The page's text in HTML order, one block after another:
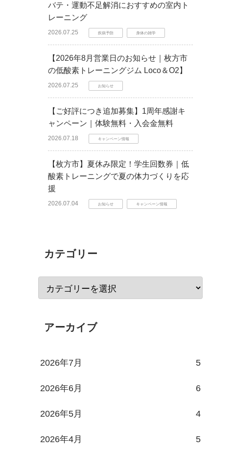
バテ・運動不足解消におすすめの室内ト
レーニング
2026.07.25 疾病予防 身体の雑学
【2026年8月営業日のお知らせ｜枚方市
の低酸素トレーニングジム Loco＆O2】
2026.07.25 お知らせ
【ご好評につき追加募集】1周年感謝キ
ャンペーン｜体験無料・入会金無料
2026.07.18 キャンペーン情報
【枚方市】夏休み限定！学生回数券｜低
酸素トレーニングで夏の体力づくりを応
援
2026.07.04 お知らせ キャンペーン情報
カテゴリー
アーカイブ
2026年7月 5
2026年6月 6
2026年5月 4
2026年4月 5